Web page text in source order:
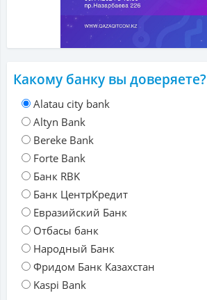
Какому банку вы доверяете?
Alatau city bank
Altyn Bank
Bereke Bank
Forte Bank
Банк RBK
Банк ЦентрКредит
Евразийский Банк
Отбасы банк
Народный Банк
Фридом Банк Казахстан
Kaspi Bank